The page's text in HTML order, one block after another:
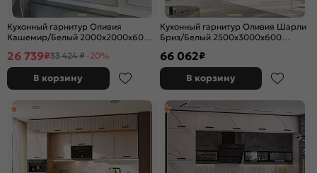
Кухонный гарнитур Оливия
Кашемир/Белый 2000x2000x600
26 739₽33 424 ₽ -20%
В корзину
Кухонный гарнитур Оливия Шарли
Бриз/Белый 2500x3000x600
66 062₽
В корзину